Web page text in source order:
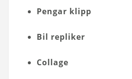
Pengar klipp
Bil repliker
Collage